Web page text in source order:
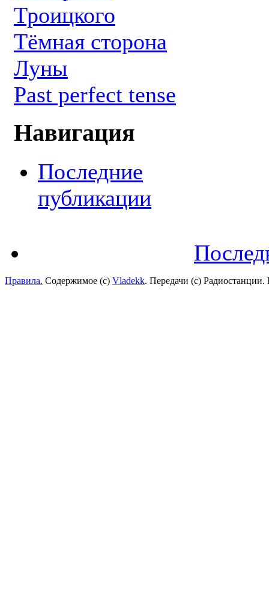
Троицкого
Тёмная сторона
Луны
Past perfect tense
Навигация
Последние
публикации
Правила. Содержимое (с) Vladekk. Передачи (с)